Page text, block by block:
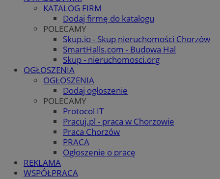
KATALOG FIRM
Dodaj firmę do katalogu
POLECAMY
Skup.io - Skup nieruchomości Chorzów
SmartHalls.com - Budowa Hal
Skup - nieruchomosci.org
OGŁOSZENIA
OGŁOSZENIA
Dodaj ogłoszenie
POLECAMY
Protocol IT
Pracuj.pl - praca w Chorzowie
Praca Chorzów
PRACA
Ogłoszenie o pracę
REKLAMA
WSPÓŁPRACA